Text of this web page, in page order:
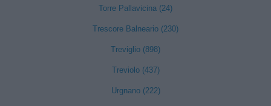
Torre Pallavicina (24)
Trescore Balneario (230)
Treviglio (898)
Treviolo (437)
Urgnano (222)